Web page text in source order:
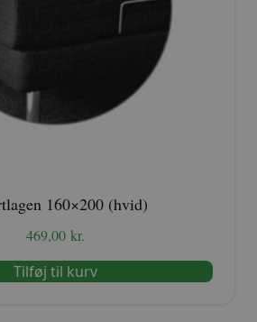
160×200 (hvid)
469,00 kr.
Tilføj til kurv